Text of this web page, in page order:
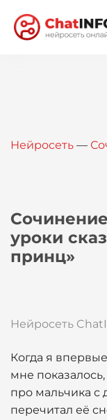
Вход
Нейросеть —
уроки
принц»
Нейросеть
Когда я
мне показалось,
про мальчика с
перечитал её